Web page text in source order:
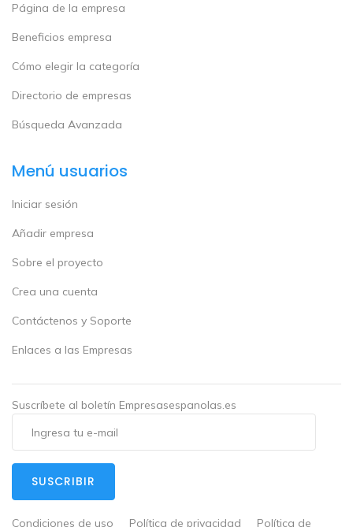
Página de la empresa
Beneficios empresa
Cómo elegir la categoría
Directorio de empresas
Búsqueda Avanzada
Menú usuarios
Iniciar sesión
Añadir empresa
Sobre el proyecto
Crea una cuenta
Contáctenos y Soporte
Enlaces a las Empresas
Suscríbete al boletín Empresasespanolas.es
Condiciones de uso Política de privacidad Política de
SUSCRIBIR